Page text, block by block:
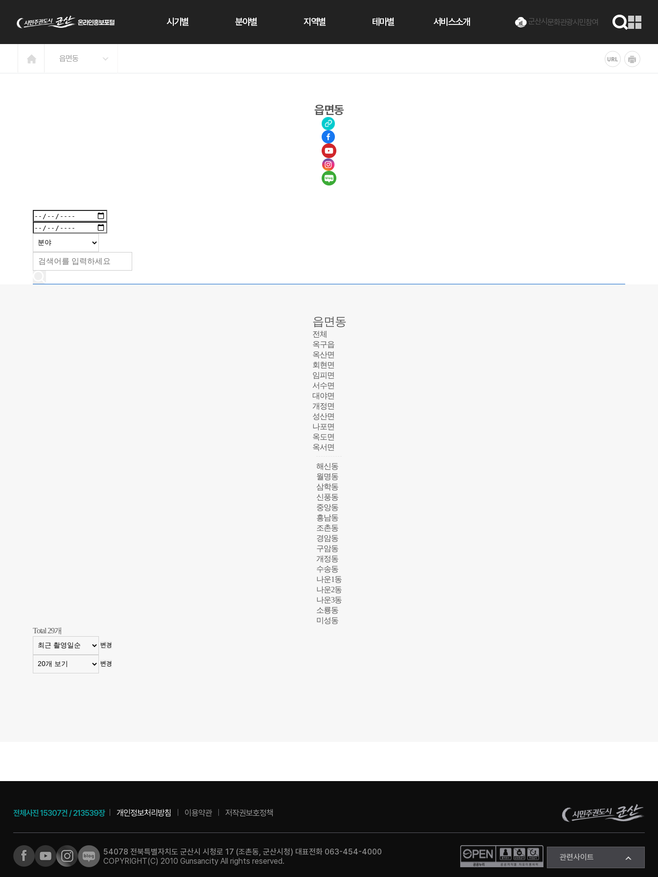
시기별 분야별 지역별 테마별 서비스소개 군산시문화관광시민참여
읍면동
읍면동
읍면동
전체
옥구읍
옥산면
회현면
임피면
서수면
대야면
개정면
성산면
나포면
옥도면
옥서면
해신동
월명동
삼학동
신풍동
중앙동
흥남동
조촌동
경암동
구암동
개정동
수송동
나운1동
나운2동
나운3동
소룡동
미성동
Total 29개
변경
변경
전체사진 15307건 /213539장 개인정보처리방침 이용약관 저작권보호정책
54078 전북특별자치도 군산시 시청로 17 (조촌동, 군산시청) 대표전화 063-454-4000
COPYRIGHT(C) 2010 Gunsancity All rights reserved.
관련사이트